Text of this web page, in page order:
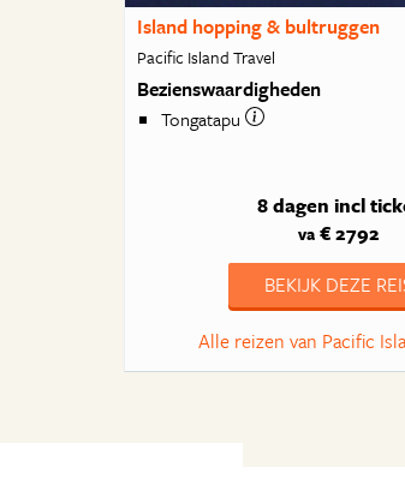
Island hopping & bultruggen
Pacific Island Travel
Bezienswaardigheden
Tongatapu
8 dagen incl
va€ 2792
BEKIJK DEZE
Alle reizen van Pacific